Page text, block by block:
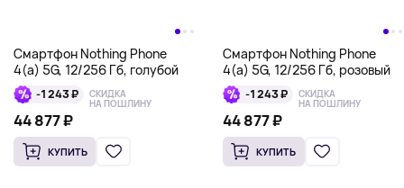
Смартфон Nothing Phone
4(a) 5G, 12/256 Гб, голубой
-1 243 ₽ СКИДКА
НА ПОШЛИНУ
44 877 ₽
КУПИТЬ
Смартфон Nothing Phone
4(a) 5G, 12/256 Гб, розовый
-1 243 ₽ СКИДКА
НА ПОШЛИНУ
44 877 ₽
КУПИТЬ